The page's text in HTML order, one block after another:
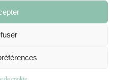
de cookie CGU